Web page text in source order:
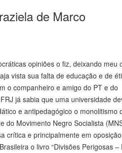
de Marco
opiniões o fiz, deixando meu
vista sua falta de educação e de
o companheiro e amigo do PT e do
já sabia que uma universidade
e antipedagógico o monolitismo
do Movimento Negro Socialista
crítica e principalmente em
o livro “Divisões Perigosas –